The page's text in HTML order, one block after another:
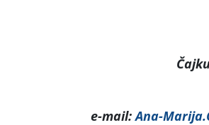
Ana-
e-mail:Ana-